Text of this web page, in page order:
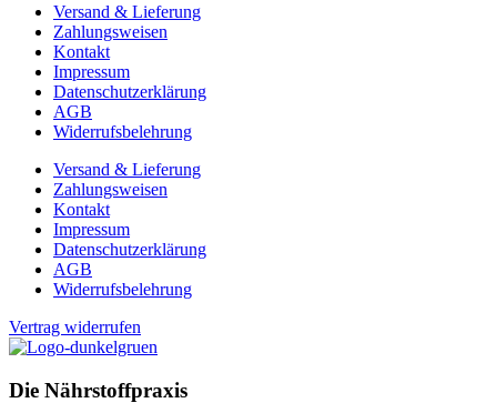
Versand & Lieferung
Zahlungsweisen
Kontakt
Impressum
Datenschutzerklärung
AGB
Widerrufsbelehrung
Versand & Lieferung
Zahlungsweisen
Kontakt
Impressum
Datenschutzerklärung
AGB
Widerrufsbelehrung
Vertrag widerrufen
Die Nährstoffpraxis